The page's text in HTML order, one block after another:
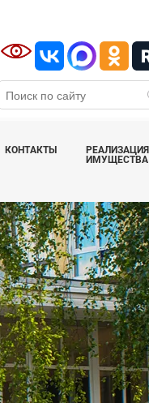
КОНТАКТЫ
РЕАЛИЗАЦИЯ
ИМУЩЕСТВА